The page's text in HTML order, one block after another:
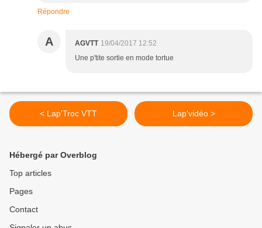
Répondre
A AGVTT 19/04/2017 12:52
Une p'tite sortie en mode tortue
< Lap'Troc VTT Lap'vidéo >
Hébergé par Overblog
Top articles
Pages
Contact